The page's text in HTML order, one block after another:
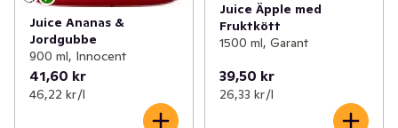
Juice Ananas &
Jordgubbe
900 ml, Innocent
41,60 kr
46,22 kr /l
Juice Äpple med
Fruktkött
1500 ml, Garant
39,50 kr
26,33 kr /l